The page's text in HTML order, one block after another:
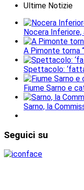
Ultime Notizie
Nocera
A Pimonte torna
Spettacolo:
Fiume Sarno e
Sarno, la
Seguici su